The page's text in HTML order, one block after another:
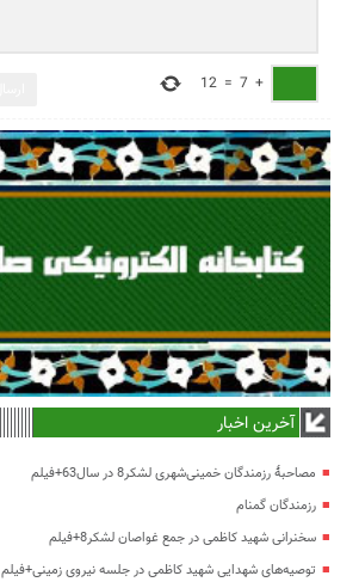
+
7
=
12
آخرین اخبار
مصاحبۀ رزمندگان خمینی‌شهری لشکر8 در سال63+فیلم
رزمندگان گمنام
سخنرانی شهید کاظمی در جمع غواصان لشکر8+فیلم
توصیه‌های شهدایی شهید کاظمی در جلسه نیروی زمینی+فیلم